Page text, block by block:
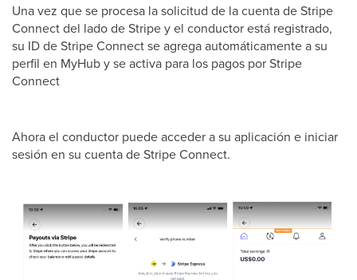
Una vez que se procesa la solicitud de la cuenta de Stripe
Connect del lado de Stripe y el conductor está registrado,
su ID de Stripe Connect se agrega automáticamente a su
perfil en MyHub y se activa para los pagos por Stripe
Connect
Ahora el conductor puede acceder a su aplicación e iniciar
sesión en su cuenta de Stripe Connect.